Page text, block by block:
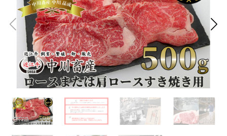
加工品等 麺類
調味料・油 鍋セット
旅行
イベントや
チケット等
雑貨・日用品
美容
ファッション
工芸品・
装飾品
東北エリア
蓬田村（青森県）花巻市（岩手県）
塩竈市（宮城県）
関東エリア
世田谷区（東京都）横浜市（神奈川県）
小田原市（神奈川県）三浦市（神奈川県）
中部エリア
よくある質問とお問い合わせ